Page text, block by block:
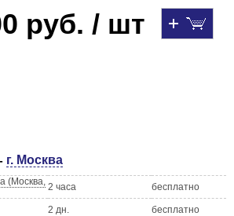
руб. / шт
г. Москва
(Москва, 2 часа бесплатно
2 дн. бесплатно